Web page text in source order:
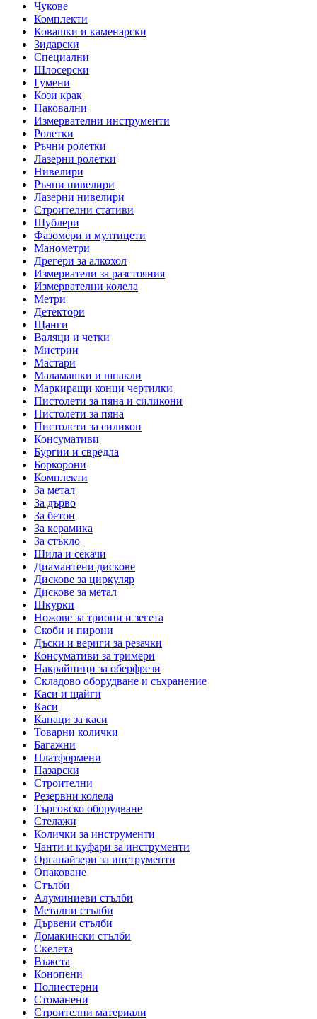
Чукове
Комплекти
Ковашки и каменарски
Зидарски
Специални
Шлосерски
Гумени
Кози крак
Наковални
Измервателни инструменти
Ролетки
Ръчни ролетки
Лазерни ролетки
Нивелири
Ръчни нивелири
Лазерни нивелири
Строителни стативи
Шублери
Фазомери и мултицети
Манометри
Дрегери за алкохол
Измерватели за разстояния
Измервателни колела
Метри
Детектори
Щанги
Валяци и четки
Мистрии
Мастари
Маламашки и шпакли
Маркиращи конци чертилки
Пистолети за пяна и силикони
Пистолети за пяна
Пистолети за силикон
Консумативи
Бургии и свредла
Боркорони
Комплекти
За метал
За дърво
За бетон
За керамика
За стъкло
Шила и секачи
Диамантени дискове
Дискове за циркуляр
Дискове за метал
Шкурки
Ножове за триони и зегета
Скоби и пирони
Дъски и вериги за резачки
Консумативи за тримери
Накрайници за оберфрези
Складово оборудване и съхранение
Каси и щайги
Каси
Капаци за каси
Товарни колички
Багажни
Платформени
Пазарски
Строителни
Резервни колела
Търговско оборудване
Стелажи
Колички за инструменти
Чанти и куфари за инструменти
Органайзери за инструменти
Опаковане
Стълби
Алуминиеви стълби
Метални стълби
Дървени стълби
Домакински стълби
Скелета
Въжета
Конопени
Полиестерни
Стоманени
Строителни материали